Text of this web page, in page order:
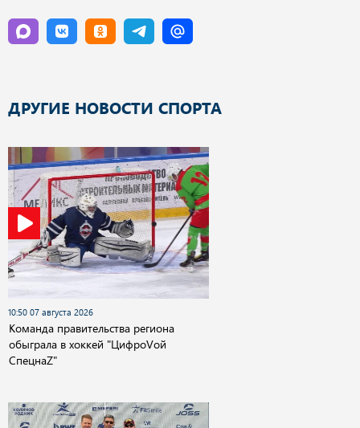
ДРУГИЕ НОВОСТИ СПОРТА
10:50 07 августа 2026
Команда правительства региона
обыграла в хоккей "ЦифроVой
СпецнаZ"